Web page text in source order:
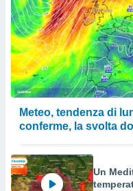
Meteo, tendenza di
conferme, la svolta
Un